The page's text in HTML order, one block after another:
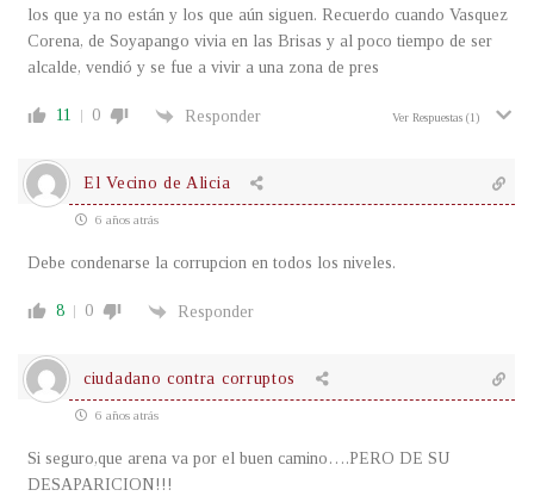
los que ya no están y los que aún siguen. Recuerdo cuando Vasquez
Corena, de Soyapango vivia en las Brisas y al poco tiempo de ser
alcalde, vendió y se fue a vivir a una zona de pres
11 0 Responder Ver Respuestas (1)
El Vecino de Alicia
6 años atrás
Debe condenarse la corrupcion en todos los niveles.
8 0 Responder
ciudadano contra corruptos
6 años atrás
Si seguro,que arena va por el buen camino….PERO DE SU
DESAPARICION!!!